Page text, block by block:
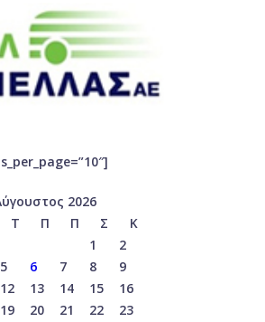
2026
Τ Π Π Σ
Κ
1
2
5 6 7 8
9
12 13 14 15
16
19 20 21 22
23